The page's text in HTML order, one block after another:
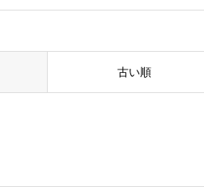
古い順